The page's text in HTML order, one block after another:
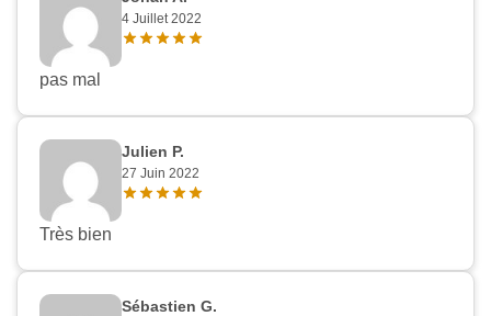
4 Juillet 2022
pas mal
Julien P.
27 Juin 2022
Très bien
Sébastien G.